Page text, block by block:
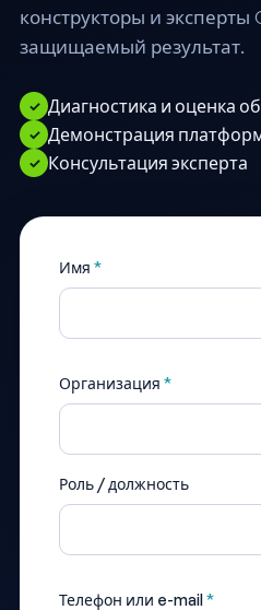
конструкторы и эксперты
защищаемый результат.
✓ Диагностика и оценка
✓ Демонстрация
✓ Консультация эксперта
Имя *
Организация *
Роль / должность
Телефон или e-mail*